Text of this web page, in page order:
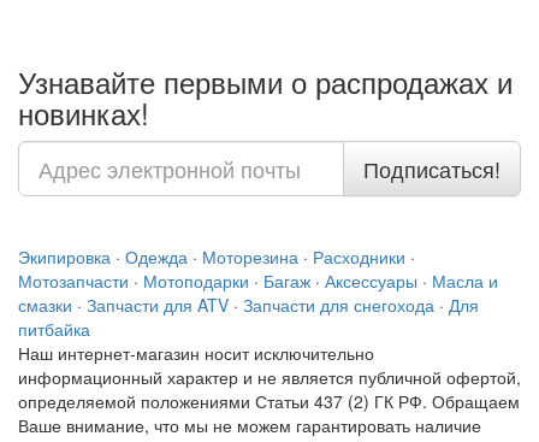
Узнавайте первыми о распродажах и
новинках!
Подписаться!
Экипировка · Одежда · Моторезина · Расходники ·
Мотозапчасти · Мотоподарки · Багаж · Аксессуары · Масла и
смазки · Запчасти для ATV · Запчасти для снегохода · Для
питбайка
Наш интернет-магазин носит исключительно
информационный характер и не является публичной офертой,
определяемой положениями Статьи 437 (2) ГК РФ. Обращаем
Ваше внимание, что мы не можем гарантировать наличие